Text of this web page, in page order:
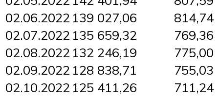
02.06.2022 139 027,06
814,74
02.07.2022 135 659,32
769,36
02.08.2022 132 246,19
775,00
02.09.2022 128 838,71
755,03
02.10.2022 125 411,26
711,24